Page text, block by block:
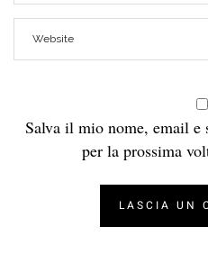
Salva il mio nome, email e
per la prossima